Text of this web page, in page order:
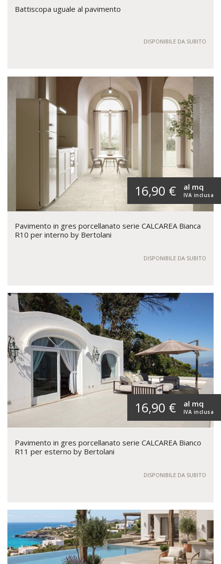
Battiscopa uguale al pavimento
DISPONIBILE DA SUBITO
16,90 € IVA inclusa
al mq
Pavimento in gres porcellanato serie CALCAREA Bianca
R10 per interno by Bertolani
DISPONIBILE DA SUBITO
16,90 € IVA inclusa
al mq
Pavimento in gres porcellanato serie CALCAREA Bianco
R11 per esterno by Bertolani
DISPONIBILE DA SUBITO